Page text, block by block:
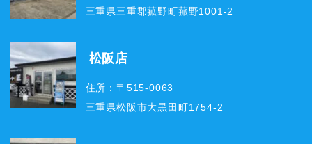
三重県三重郡菰野町菰野1001-2
松阪店
住所：〒515-0063
三重県松阪市大黒田町1754-2